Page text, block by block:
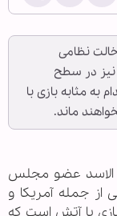
نظامی
نیز در سطح
به مثابه بازی با
ماند.
الاسد عضو مجلس
جمله آمریکا و